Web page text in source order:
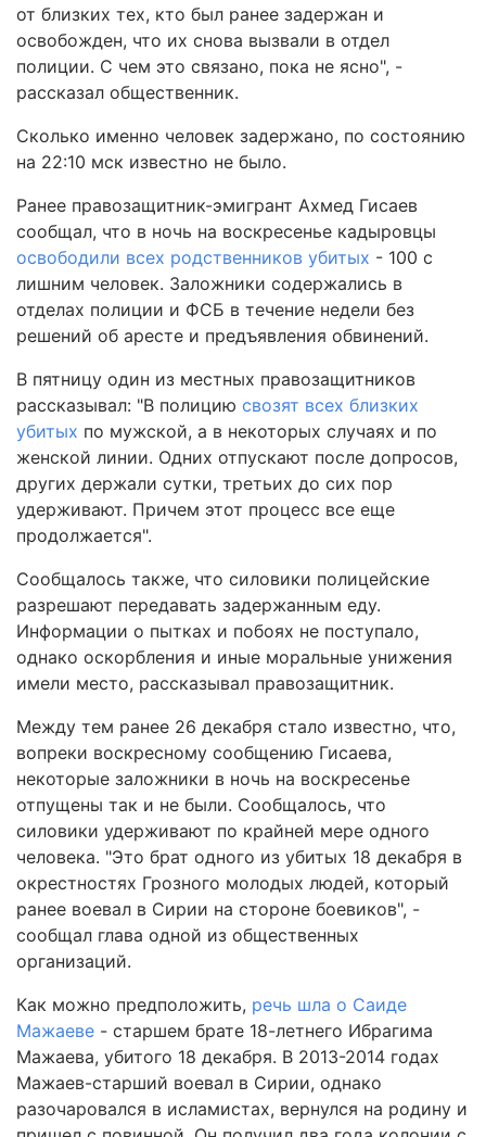
от близких тех, кто был ранее задержан и
освобожден, что их снова вызвали в отдел
полиции. С чем это связано, пока не ясно", -
рассказал общественник.
Сколько именно человек задержано, по состоянию
на 22:10 мск известно не было.
Ранее правозащитник-эмигрант Ахмед Гисаев
сообщал, что в ночь на воскресенье кадыровцы
освободили всех родственников убитых - 100 с
лишним человек. Заложники содержались в
отделах полиции и ФСБ в течение недели без
решений об аресте и предъявления обвинений.
В пятницу один из местных правозащитников
рассказывал: "В полицию свозят всех близких
убитых по мужской, а в некоторых случаях и по
женской линии. Одних отпускают после допросов,
других держали сутки, третьих до сих пор
удерживают. Причем этот процесс все еще
продолжается".
Сообщалось также, что силовики полицейские
разрешают передавать задержанным еду.
Информации о пытках и побоях не поступало,
однако оскорбления и иные моральные унижения
имели место, рассказывал правозащитник.
Между тем ранее 26 декабря стало известно, что,
вопреки воскресному сообщению Гисаева,
некоторые заложники в ночь на воскресенье
отпущены так и не были. Сообщалось, что
силовики удерживают по крайней мере одного
человека. "Это брат одного из убитых 18 декабря в
окрестностях Грозного молодых людей, который
ранее воевал в Сирии на стороне боевиков", -
сообщал глава одной из общественных
организаций.
Как можно предположить, речь шла о Саиде
Мажаеве - старшем брате 18-летнего Ибрагима
Мажаева, убитого 18 декабря. В 2013-2014 годах
Мажаев-старший воевал в Сирии, однако
разочаровался в исламистах, вернулся на родину и